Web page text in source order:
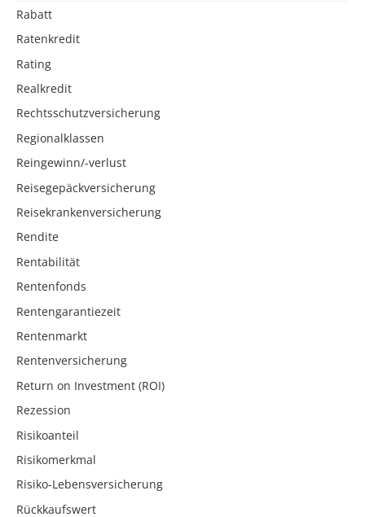
Rabatt
Ratenkredit
Rating
Realkredit
Rechtsschutzversicherung
Regionalklassen
Reingewinn/-verlust
Reisegepäckversicherung
Reisekrankenversicherung
Rendite
Rentabilität
Rentenfonds
Rentengarantiezeit
Rentenmarkt
Rentenversicherung
Return on Investment (ROI)
Rezession
Risikoanteil
Risikomerkmal
Risiko-Lebensversicherung
Rückkaufswert